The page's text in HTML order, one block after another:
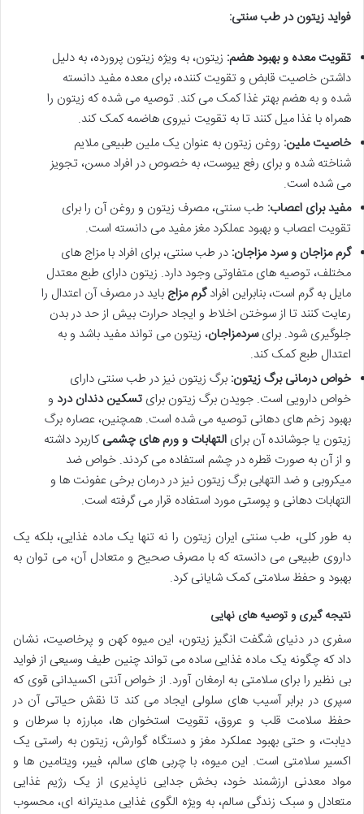
فواید زیتون در طب سنتی:
تقویت معده و بهبود هضم: زیتون، به ویژه زیتون پرورده، به دلیل
داشتن خاصیت قابض و تقویت کننده، برای معده مفید دانسته
شده و به هضم بهتر غذا کمک می کند. توصیه می شده که زیتون را
همراه با غذا میل کنند تا به تقویت نیروی هاضمه کمک کند.
خاصیت ملین: روغن زیتون به عنوان یک ملین طبیعی ملایم
شناخته شده و برای رفع یبوست، به خصوص در افراد مسن، تجویز
می شده است.
مفید برای اعصاب: طب سنتی، مصرف زیتون و روغن آن را برای
تقویت اعصاب و بهبود عملکرد مغز مفید می دانسته است.
گرم مزاجان و سرد مزاجان: در طب سنتی، برای افراد با مزاج های
مختلف، توصیه های متفاوتی وجود دارد. زیتون دارای طبع معتدل
مایل به گرم است، بنابراین افرادگرم مزاج باید در مصرف آن اعتدال را
رعایت کنند تا از سوختن اخلاط و ایجاد حرارت بیش از حد در بدن
جلوگیری شود. برایسردمزاجان، زیتون می تواند مفید باشد و به
اعتدال طبع کمک کند.
خواص درمانی برگ زیتون: برگ زیتون نیز در طب سنتی دارای
خواص دارویی است. جویدن برگ زیتون برای تسکین دندان درد و
بهبود زخم های دهانی توصیه می شده است. همچنین، عصاره برگ
زیتون یا جوشانده آن برای التهابات و ورم های چشمیکاربرد داشته
و از آن به صورت قطره در چشم استفاده می کردند. خواص ضد
میکروبی و ضد التهابی برگ زیتون نیز در درمان برخی عفونت ها و
التهابات دهانی و پوستی مورد استفاده قرار می گرفته است.
به طور کلی، طب سنتی ایران زیتون را نه تنها یک ماده غذایی، بلکه یک
داروی طبیعی می دانسته که با مصرف صحیح و متعادل آن، می توان به
بهبود و حفظ سلامتی کمک شایانی کرد.
نتیجه گیری و توصیه های نهایی
سفری در دنیای شگفت انگیز زیتون، این میوه کهن و پرخاصیت، نشان
داد که چگونه یک ماده غذایی ساده می تواند چنین طیف وسیعی از فواید
بی نظیر را برای سلامتی به ارمغان آورد. از خواص آنتی اکسیدانی قوی که
سپری در برابر آسیب های سلولی ایجاد می کند تا نقش حیاتی آن در
حفظ سلامت قلب و عروق، تقویت استخوان ها، مبارزه با سرطان و
دیابت، و حتی بهبود عملکرد مغز و دستگاه گوارش، زیتون به راستی یک
اکسیر سلامتی است. این میوه، با چربی های سالم، فیبر، ویتامین ها و
مواد معدنی ارزشمند خود، بخش جدایی ناپذیری از یک رژیم غذایی
متعادل و سبک زندگی سالم، به ویژه الگوی غذایی مدیترانه ای، محسوب